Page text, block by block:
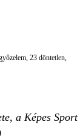
23 döntetlen,
a Képes Sport